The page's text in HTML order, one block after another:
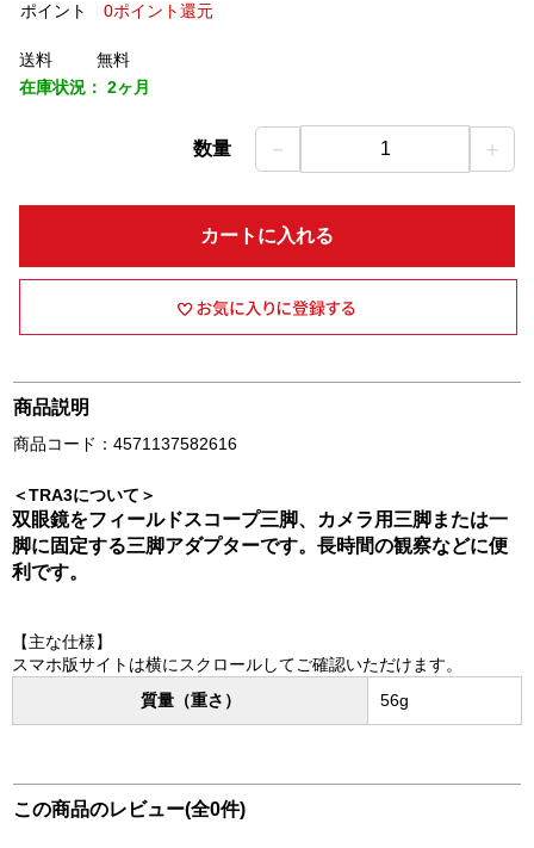
ポイント
0ポイント還元
送料
無料
在庫状況： 2ヶ月
数量 － 1 ＋
カートに入れる
商品説明
商品コード：4571137582616
＜TRA3について＞
双眼鏡をフィールドスコープ三脚、カメラ用三脚または一
脚に固定する三脚アダプターです。長時間の観察などに便
利です。
【主な仕様】
スマホ版サイトは横にスクロールしてご確認いただけます。
質量（重さ）
56g
この商品のレビュー(全0件)